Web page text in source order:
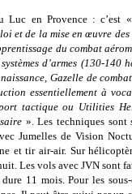
Luc en Provence : c’est «
et de la mise en œuvre
du combat
d’armes (130-
Gazelle de
essentiellement à
tactique ou Utilities
». Les techniques
Jumelles de Vision
et tir air-air. Sur
Les vols avec JVN sont
dure 11 mois. Pour les